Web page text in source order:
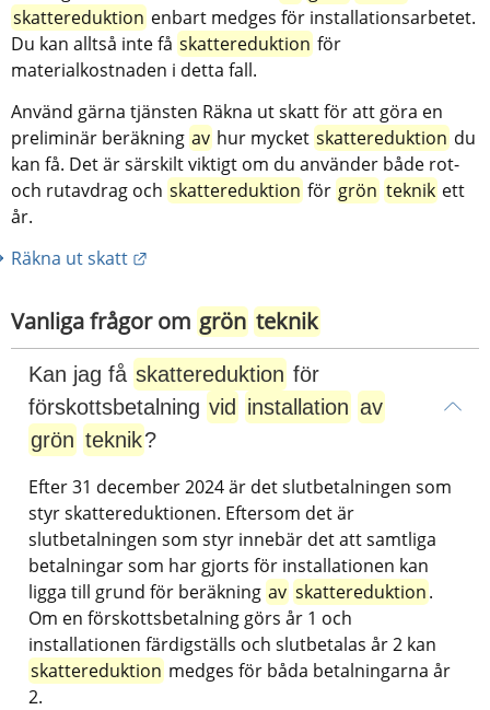
skattereduktion enbart medges för installationsarbetet.
Du kan alltså inte få skattereduktion för
materialkostnaden i detta fall.
Använd gärna tjänsten Räkna ut skatt för att göra en
preliminär beräkning av hur mycket skattereduktion du
kan få. Det är särskilt viktigt om du använder både rot-
och rutavdrag och skattereduktion för grön teknik ett
år.
Räkna ut skatt
Vanliga frågor om grön teknik
Kan jag få skattereduktion för
förskottsbetalning vid installation av
grön teknik?
Efter 31 december 2024 är det slutbetalningen som
styr skattereduktionen. Eftersom det är
slutbetalningen som styr innebär det att samtliga
betalningar som har gjorts för installationen kan
ligga till grund för beräkning av skattereduktion.
Om en förskottsbetalning görs år 1 och
installationen färdigställs och slutbetalas år 2 kan
skattereduktion medges för båda betalningarna år
2.